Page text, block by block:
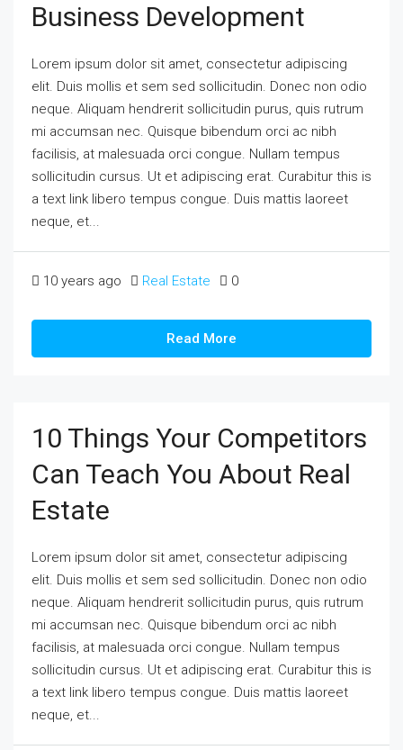
Business Development
Lorem ipsum dolor sit amet, consectetur adipiscing
elit. Duis mollis et sem sed sollicitudin. Donec non odio
neque. Aliquam hendrerit sollicitudin purus, quis rutrum
mi accumsan nec. Quisque bibendum orci ac nibh
facilisis, at malesuada orci congue. Nullam tempus
sollicitudin cursus. Ut et adipiscing erat. Curabitur this is
a text link libero tempus congue. Duis mattis laoreet
neque, et...
10 years ago Real Estate 0
Read More
10 Things Your Competitors
Can Teach You About Real
Estate
Lorem ipsum dolor sit amet, consectetur adipiscing
elit. Duis mollis et sem sed sollicitudin. Donec non odio
neque. Aliquam hendrerit sollicitudin purus, quis rutrum
mi accumsan nec. Quisque bibendum orci ac nibh
facilisis, at malesuada orci congue. Nullam tempus
sollicitudin cursus. Ut et adipiscing erat. Curabitur this is
a text link libero tempus congue. Duis mattis laoreet
neque, et...